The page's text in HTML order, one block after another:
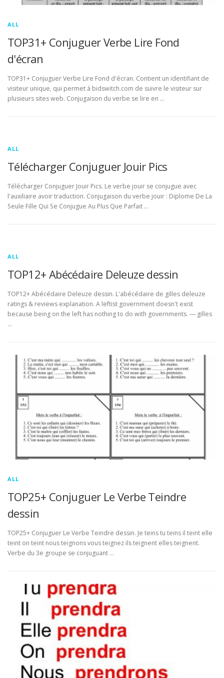
ALL
TOP31+ Conjuguer Verbe Lire Fond
d'écran
TOP31+ Conjuguer Verbe Lire Fond d'écran. Contient un identifiant de
visiteur unique, qui permet à bidswitch.com de suivre le visiteur sur
plusieurs sites web. Conjugaison du verbe se lire en …
ALL
Télécharger Conjuguer Jouir Pics
Télécharger Conjuguer Jouir Pics. Le verbe jouir se conjugue avec
l'auxiliaire avoir traduction. Conjugaison du verbe jouir : Diplome De La
Seule Fille Qui Se Conjugue Au Plus Que Parfait …
ALL
TOP12+ Abécédaire Deleuze dessin
TOP12+ Abécédaire Deleuze dessin. L'abécédaire de gilles deleuze
ratings & reviews explanation. A leftist government doesn't exist
because being on the left has nothing to do with governments. ― gilles
…
ALL
TOP25+ Conjuguer Le Verbe Teindre
dessin
TOP25+ Conjuguer Le Verbe Teindre dessin. Je teins tu teins il teint elle
teint on teint nous teignons vous teignez ils teignent elles teignent.
Verbe du 3e groupe se conjuguant …